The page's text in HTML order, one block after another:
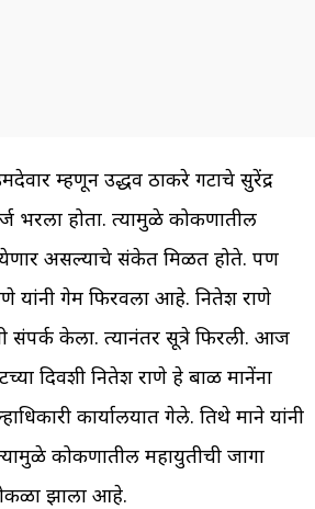
म्हणून उद्धव ठाकरे गटाचे सुरेंद्र
भरला होता. त्यामुळे कोकणातील
येणार असल्याचे संकेत मिळत होते. पण
यांनी गेम फिरवला आहे. नितेश राणे
संपर्क केला. त्यानंतर सूत्रे फिरली. आज
दिवशी नितेश राणे हे बाळ मानेंना
कार्यालयात गेले. तिथे माने यांनी
कोकणातील महायुतीची जागा
झाला आहे.